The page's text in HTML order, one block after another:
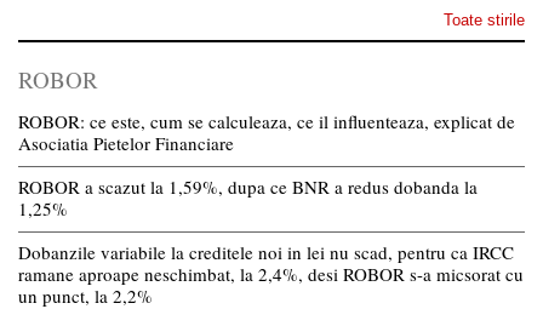
Toate stirile
ROBOR
ROBOR: ce este, cum se calculeaza, ce il influenteaza, explicat de
Asociatia Pietelor Financiare
ROBOR a scazut la 1,59%, dupa ce BNR a redus dobanda la
1,25%
Dobanzile variabile la creditele noi in lei nu scad, pentru ca IRCC
ramane aproape neschimbat, la 2,4%, desi ROBOR s-a micsorat cu
un punct, la 2,2%